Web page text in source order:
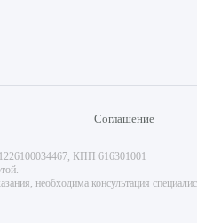
Соглашение
КПП 616301001
необходима консультация